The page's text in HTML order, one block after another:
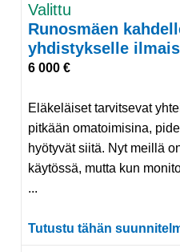
Valittu
Runosmäen
yhdistykselle
6 000 €
Eläkeläiset tarvitsevat
pitkään omatoimisina,
hyötyvät siitä. Nyt meillä
käytössä, mutta kun
...
Tutustu tähän